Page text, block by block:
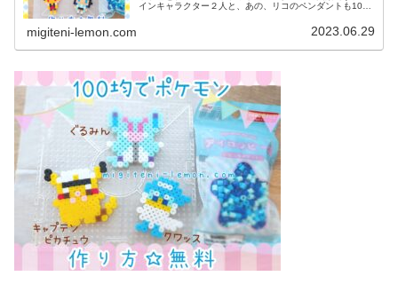
インキャラクター２人と、あの、リコのペンダントも100
migiteni-lemon.com 2023.06.29